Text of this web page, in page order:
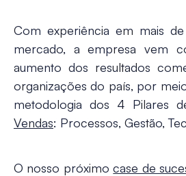
Com experiência em mais
mercado, a empresa vem
aumento dos resultados
organizações do país, por
metodologia dos 4 Pilares
Vendas: Processos, Gestão,
O nosso próximocase de